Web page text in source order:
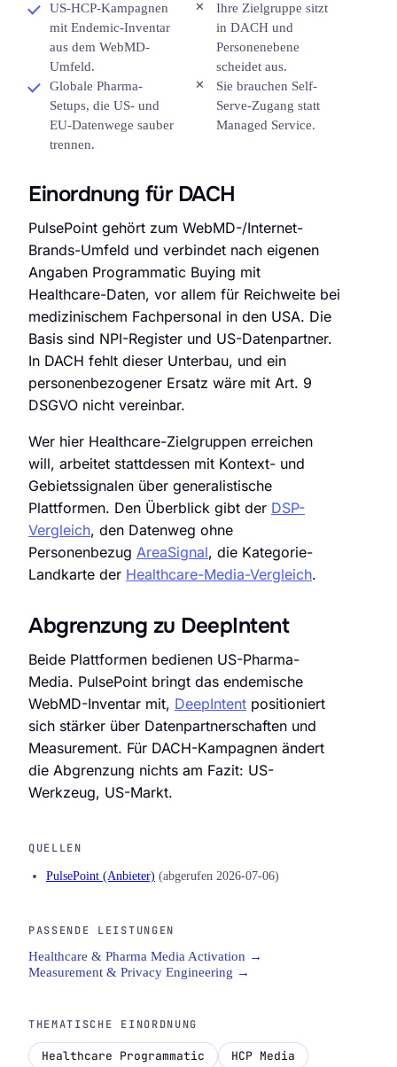
US-HCP-Kampagnen
mit Endemic-Inventar
aus dem WebMD-
Umfeld.
Globale Pharma-
Setups, die US- und
EU-Datenwege sauber
trennen.
Ihre Zielgruppe sitzt
in DACH und
Personenebene
scheidet aus.
Sie brauchen Self-
Serve-Zugang statt
Managed Service.
Einordnung für DACH
PulsePoint gehört zum WebMD-/Internet-
Brands-Umfeld und verbindet nach eigenen
Angaben Programmatic Buying mit
Healthcare-Daten, vor allem für Reichweite bei
medizinischem Fachpersonal in den USA. Die
Basis sind NPI-Register und US-Datenpartner.
In DACH fehlt dieser Unterbau, und ein
personenbezogener Ersatz wäre mit Art. 9
DSGVO nicht vereinbar.
Wer hier Healthcare-Zielgruppen erreichen
will, arbeitet stattdessen mit Kontext- und
Gebietssignalen über generalistische
Plattformen. Den Überblick gibt der DSP-
Vergleich, den Datenweg ohne
Personenbezug AreaSignal, die Kategorie-
Landkarte der Healthcare-Media-Vergleich.
Abgrenzung zu DeepIntent
Beide Plattformen bedienen US-Pharma-
Media. PulsePoint bringt das endemische
WebMD-Inventar mit, DeepIntent positioniert
sich stärker über Datenpartnerschaften und
Measurement. Für DACH-Kampagnen ändert
die Abgrenzung nichts am Fazit: US-
Werkzeug, US-Markt.
QUELLEN
PulsePoint (Anbieter) (abgerufen 2026-07-06)
PASSENDE LEISTUNGEN
Healthcare & Pharma Media Activation →
Measurement & Privacy Engineering →
THEMATISCHE EINORDNUNG
Healthcare Programmatic HCP Media